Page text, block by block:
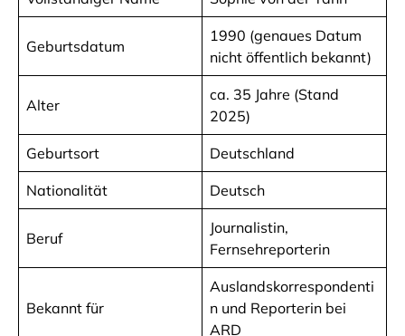
Geburtsdatum
1990 (genaues Datum
nicht öffentlich bekannt)
Alter
ca. 35 Jahre (Stand
2025)
Geburtsort Deutschland
Nationalität Deutsch
Beruf
Journalistin,
Fernsehreporterin
Bekannt für
Auslandskorrespondenti
n und Reporterin bei
ARD